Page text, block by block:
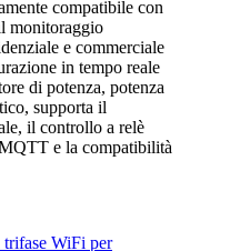
compatibile con
monitoraggio
e commerciale
in tempo reale
di potenza, potenza
supporta il
il controllo a relè
e la compatibilità